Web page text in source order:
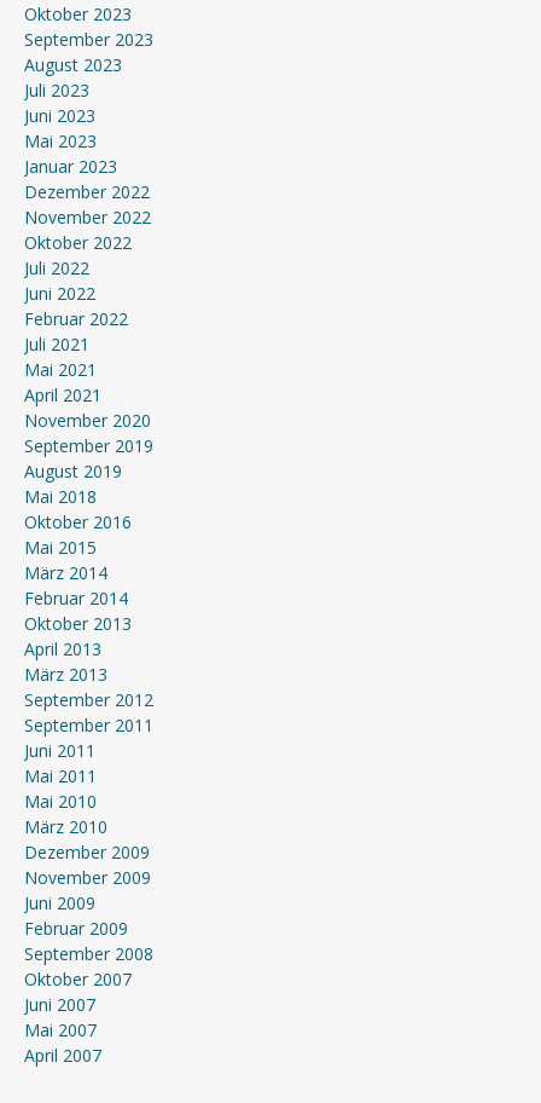
Oktober 2023
September 2023
August 2023
Juli 2023
Juni 2023
Mai 2023
Januar 2023
Dezember 2022
November 2022
Oktober 2022
Juli 2022
Juni 2022
Februar 2022
Juli 2021
Mai 2021
April 2021
November 2020
September 2019
August 2019
Mai 2018
Oktober 2016
Mai 2015
März 2014
Februar 2014
Oktober 2013
April 2013
März 2013
September 2012
September 2011
Juni 2011
Mai 2011
Mai 2010
März 2010
Dezember 2009
November 2009
Juni 2009
Februar 2009
September 2008
Oktober 2007
Juni 2007
Mai 2007
April 2007